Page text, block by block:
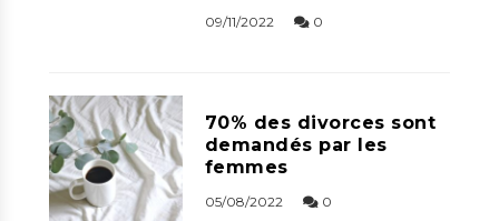
09/11/2022 0
70% des divorces sont
demandés par les
femmes
05/08/2022 0